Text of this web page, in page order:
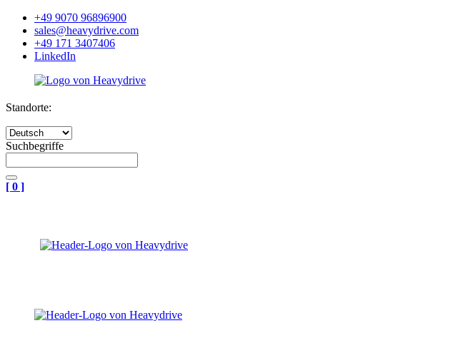
+49 9070 96896900
sales@heavydrive.com
+49 171 3407406
LinkedIn
Standorte:
Suchbegriffe
[ 0 ]